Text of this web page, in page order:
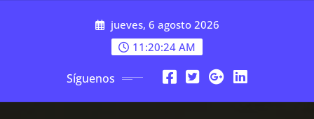
jueves, 6 agosto 2026
11:20:25 AM
Síguenos